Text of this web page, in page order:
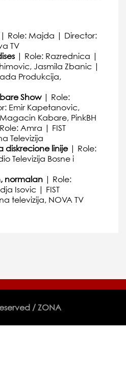
| Role: Majda | Director:
TV
| Role: Razrednica |
Jasmila Zbanic |
Produkcija,
Show| Role:
Emir Kapetanovic,
Kabare, PinkBH
Amra | FIST
Televizija
diskrecione linije| Role:
Televizija Bosne i
normalan | Role:
Isovic | FIST
televizija, NOVA TV
/ ZONA